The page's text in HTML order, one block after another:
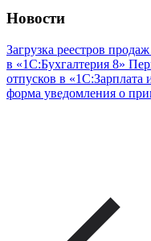
Новости
Загрузка реестров
в «1С:Бухгалтерия 8»
отпусков в «1С:Зарплата
форма уведомления о